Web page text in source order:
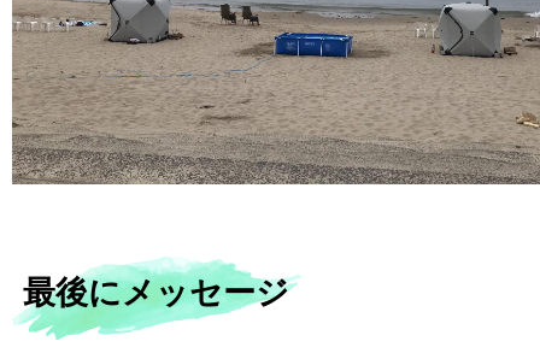
最後にメッセージ